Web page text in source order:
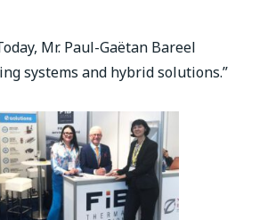
Mr. Paul-Gaëtan Bareel
systems and hybrid solutions.”